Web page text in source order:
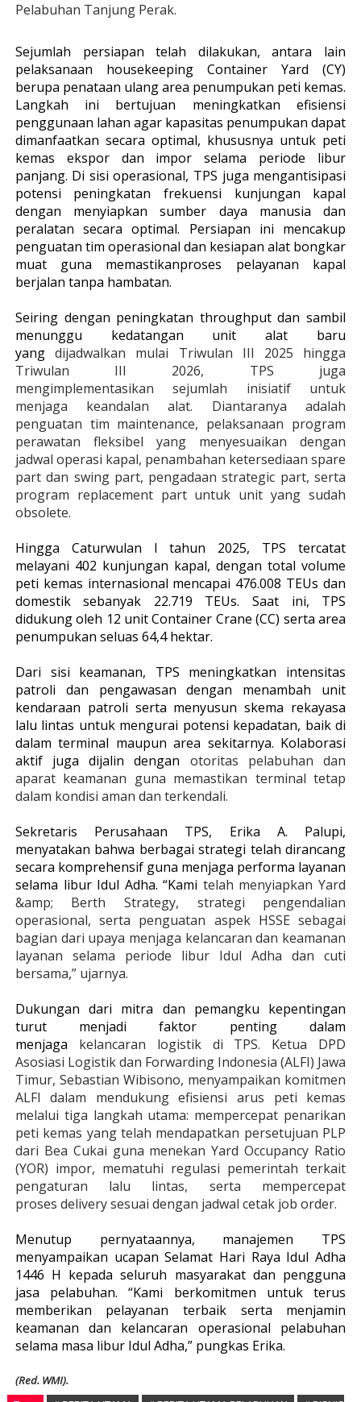
Pelabuhan Tanjung Perak.
Sejumlah persiapan telah dilakukan, antara lain
pelaksanaan housekeeping Container Yard (CY)
berupa penataan ulang area penumpukan peti kemas.
Langkah ini bertujuan meningkatkan efisiensi
penggunaan lahan agar kapasitas penumpukan dapat
dimanfaatkan secara optimal, khususnya untuk peti
kemas ekspor dan impor selama periode libur
panjang. Di sisi operasional, TPS juga mengantisipasi
potensi peningkatan frekuensi kunjungan kapal
dengan menyiapkan sumber daya manusia dan
peralatan secara optimal. Persiapan ini mencakup
penguatan tim operasional dan kesiapan alat bongkar
muat guna memastikanproses pelayanan kapal
berjalan tanpa hambatan.
Seiring dengan peningkatan throughput dan sambil
menunggu kedatangan unit alat baru
yangdijadwalkan mulai Triwulan III 2025 hingga
Triwulan III 2026, TPS juga
mengimplementasikansejumlah inisiatif untuk
menjaga keandalan alat. Diantaranya adalah
penguatan tim maintenance, pelaksanaan program
perawatan fleksibel yang menyesuaikan dengan
jadwal operasi kapal, penambahan ketersediaan spare
part dan swing part, pengadaan strategic part,serta
program replacement part untuk unit yang sudah
obsolete.
Hingga Caturwulan I tahun 2025, TPS tercatat
melayani 402 kunjungan kapal, dengan total volume
peti kemas internasional mencapai 476.008 TEUs dan
domestik sebanyak 22.719 TEUs. Saat ini, TPS
didukung oleh 12 unit Container Crane (CC) serta area
penumpukan seluas 64,4 hektar.
Dari sisi keamanan, TPS meningkatkan intensitas
patroli dan pengawasan dengan menambah unit
kendaraan patroli serta menyusun skema rekayasa
lalu lintas untuk mengurai potensi kepadatan, baik di
dalam terminal maupun area sekitarnya. Kolaborasi
aktif juga dijalin dengan otoritas pelabuhan dan
aparat keamanan guna memastikan terminal tetap
dalam kondisi aman dan terkendali.
Sekretaris Perusahaan TPS, Erika A. Palupi,
menyatakan bahwa berbagai strategi telah dirancang
secara komprehensif guna menjaga performa layanan
selama libur Idul Adha. “Kami telah menyiapkan Yard
&amp; Berth Strategy, strategi pengendalian
operasional, serta penguatan aspek HSSE sebagai
bagian dari upaya menjaga kelancaran dan keamanan
layanan selama periode libur Idul Adha dan cuti
bersama,” ujarnya.
Dukungan dari mitra dan pemangku kepentingan
turut menjadi faktor penting dalam
menjaga kelancaran logistik di TPS. Ketua DPD
Asosiasi Logistik dan Forwarding Indonesia (ALFI) Jawa
Timur, Sebastian Wibisono, menyampaikan komitmen
ALFI dalam mendukung efisiensi arus peti kemas
melalui tiga langkah utama: mempercepat penarikan
peti kemas yang telah mendapatkan persetujuan PLP
dari Bea Cukai guna menekan Yard Occupancy Ratio
(YOR) impor, mematuhi regulasi pemerintah terkait
pengaturan lalu lintas, serta mempercepat
proses delivery sesuai dengan jadwal cetak job order.
Menutup pernyataannya, manajemen TPS
menyampaikan ucapan Selamat Hari Raya Idul Adha
1446 H kepada seluruh masyarakat dan pengguna
jasa pelabuhan. “Kami berkomitmen untuk terus
memberikan pelayanan terbaik serta menjamin
keamanan dan kelancaran operasional pelabuhan
selama masa libur Idul Adha,” pungkas Erika.
(Red. WMI).